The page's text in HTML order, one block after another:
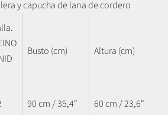
y capucha de lana de cordero
Busto (cm) Altura (cm)
90 cm / 35,4" 60 cm / 23,6"